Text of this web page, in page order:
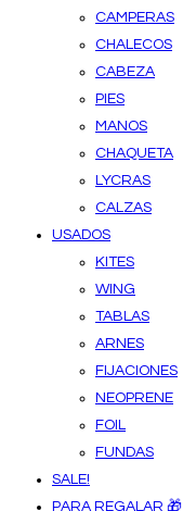
CAMPERAS
CHALECOS
CABEZA
PIES
MANOS
CHAQUETA
LYCRAS
CALZAS
USADOS
KITES
WING
TABLAS
ARNES
FIJACIONES
NEOPRENE
FOIL
FUNDAS
SALE!
PARA REGALAR 🎁